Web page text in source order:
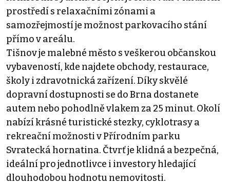
prostředí s relaxačními zónami a
samozřejmostí je možnost parkovacího stání
přímo v areálu.
Tišnov je malebné město s veškerou občanskou
vybaveností, kde najdete obchody, restaurace,
školy i zdravotnická zařízení. Díky skvělé
dopravní dostupnosti se do Brna dostanete
autem nebo pohodlně vlakem za 25 minut. Okolí
nabízí krásné turistické stezky, cyklotrasy a
rekreační možnosti v Přírodním parku
Svratecká hornatina. Čtvrť je klidná a bezpečná,
ideální pro jednotlivce i investory hledající
dlouhodobou hodnotu nemovitosti.